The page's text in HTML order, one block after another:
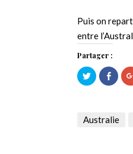
Puis on
entre
Partager :
Cliquez
pour
partager
une
nouvelle
pour
une
Australie